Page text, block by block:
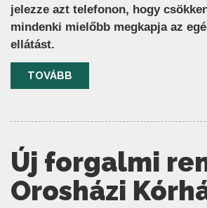
jelezze azt telefonon, hogy
mindenki mielőbb megkapja az
ellátást.
TOVÁBB
Új forgalmi
Orosházi